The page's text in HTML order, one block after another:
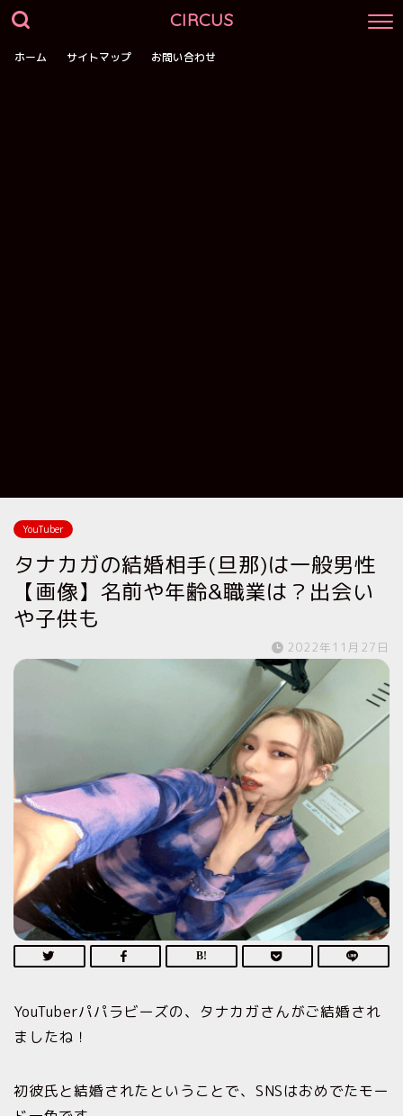
CIRCUS
ホーム サイトマップ お問い合わせ
YouTuber
タナカガの結婚相手(旦那)は一般男性
【画像】名前や年齢&職業は？出会い
や子供も
2022年11月27日
YouTuberパパラビーズの、タナカガさんがご結婚され
ましたね！
初彼氏と結婚されたということで、SNSはおめでたモー